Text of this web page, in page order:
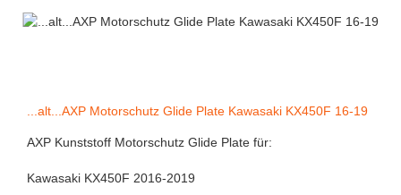
...alt...AXP Motorschutz Glide Plate Kawasaki KX450F 16-19
AXP Kunststoff Motorschutz Glide Plate für:
Kawasaki KX450F 2016-2019